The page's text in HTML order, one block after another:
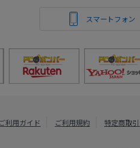
スマートフォン
ご利用ガイド ご利用規約 特定商取